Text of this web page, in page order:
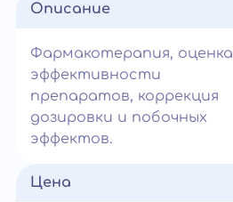
Описание
Фармакотерапия, оценка
эффективности
препаратов, коррекция
дозировки и побочных
эффектов.
Цена